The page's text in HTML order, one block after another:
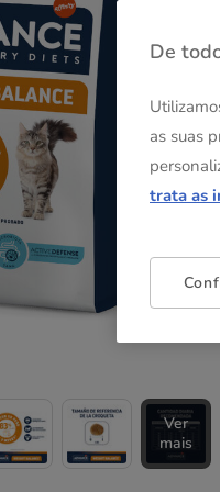
Ver
mais
De
as suas
trata as